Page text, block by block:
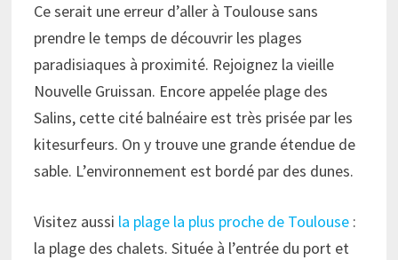
Ce serait une erreur d’aller à Toulouse sans
prendre le temps de découvrir les plages
paradisiaques à proximité. Rejoignez la vieille
Nouvelle Gruissan. Encore appelée plage des
Salins, cette cité balnéaire est très prisée par les
kitesurfeurs. On y trouve une grande étendue de
sable. L’environnement est bordé par des dunes.
Visitez aussi la plage la plus proche de Toulouse :
la plage des chalets. Située à l’entrée du port et